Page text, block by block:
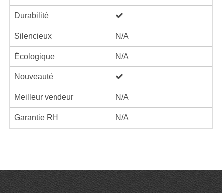
Durabilité
Silencieux N/A
Écologique N/A
Nouveauté
Meilleur vendeur N/A
Garantie RH N/A